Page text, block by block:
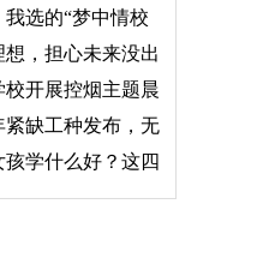
选的“梦中情校
，担心未来没出
开展控烟主题晨
紧缺工种发布，无
学什么好？这四